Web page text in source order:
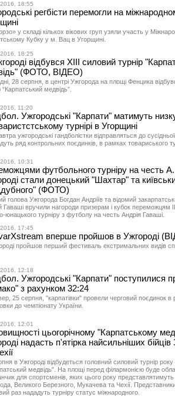
18:55
регбісти перемогли на
у складі кількох вікових груп узяли участь у
Кубку у м. Вац в Угорщині.
18:25
відбувся ХІІІ силовий турнір
(ФОТО, ВІДЕО)
28 серпня, в центрі Ужгорода на площі Фенцика
“Карпатський медвідь”.
11:20
Ужгородські "Карпати" матимуть
турнірі в Угорщині
ужгородські гандболістки відправляться до
ряд контрольних поєдинків, в рамках товариського
10:31
футбольного турніру на честь
стали донецький "Шахтар" та
(ФОТО)
голова Ужгорода Богдан Андріїв та відомий
Гаваші вручили нагороди призерам і кубок переможцям
юнацького турніру з футболу на честь Андрія Гаваші.
17:45
вперше пройшов в Ужгороді
пройшов перший фестиваль екстримальних видів
12:18
Ужгородські "Карпати" поступилися
з рахунком 32:24
25 серпня, "карпатівки" провели черговий поєдинок в
до чемпіонату України.
12:01
цьогорічному "Карпатському
надасть п'ятірка найсильніших бійців
в Ужгороді відбудеться головний силовий турнір
медвідь". На площі перед філармонією буде
для спортсменів, яких цього року представлятимуть
Великого Березного, Мукачева та Чехії.
раз нададуть турніру статус міжнародного.